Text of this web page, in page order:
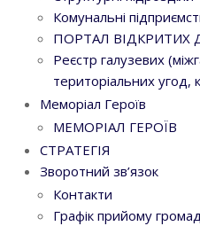
Комунальні
ПОРТАЛ ВІДКРИТИХ
Реєстр галузевих
територіальних угод,
Меморіал Героїв
МЕМОРІАЛ ГЕРОЇВ
СТРАТЕГІЯ
Зворотний зв’язок
Контакти
Графік прийому